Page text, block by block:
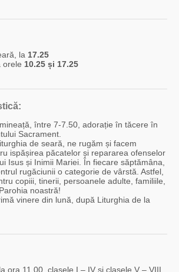
la 17.25
orele 10.25 și 17.25
între 7-7.50, adorație în tăcere în
Sacrament.
de seară, ne rugăm și facem
ispășirea păcatelor și repararea ofenselor
Isus și Inimii Mariei. În fiecare săptămâna,
rugăciunii o categorie de vârstă. Astfel,
copiii, tinerii, persoanele adulte, familiile,
noastră!
vinere din lună, după Liturghia de la
ora 11.00, clasele I – IV și clasele V – VIII.